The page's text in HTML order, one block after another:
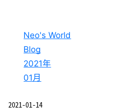
Neo's World
Blog
2021年
01月
2021-01-14